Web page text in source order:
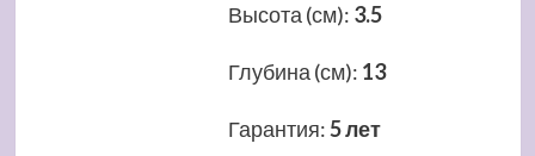
Высота (см): 3.5
Глубина (см): 13
Гарантия:5 лет